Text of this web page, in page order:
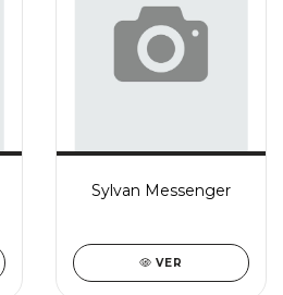
Sylvan Messenger
VER